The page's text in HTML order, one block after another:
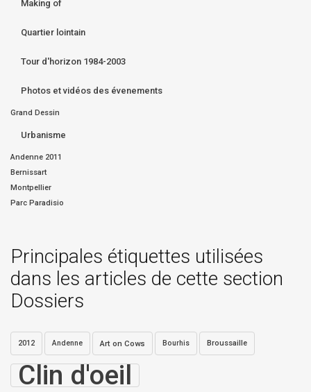
Making of
Quartier lointain
Tour d'horizon 1984-2003
Photos et vidéos des évenements
Grand Dessin
Urbanisme
Andenne 2011
Bernissart
Montpellier
Parc Paradisio
Principales étiquettes utilisées
dans les articles de cette section
Dossiers
2012 Andenne Art on Cows Bourhis Broussaille
Clin d'oeil